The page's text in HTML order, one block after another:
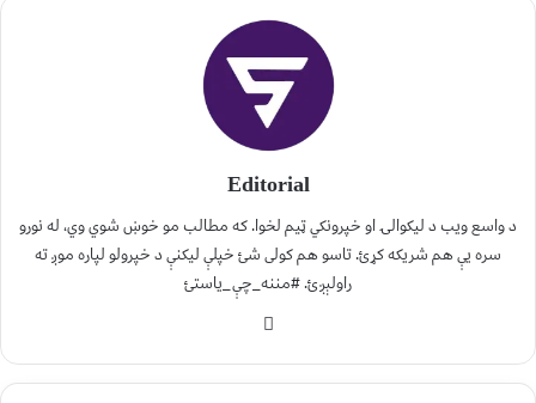
Editorial
د واسع ویب د لیکوالۍ او خپرونکي ټیم لخوا. که مطالب مو خوښ شوي وي، له نورو
سره یې هم شریکه کړئ. تاسو هم کولی شئ خپلې لیکنې د خپرولو لپاره موږ ته
راولېږئ. #مننه_چې_یاستئ